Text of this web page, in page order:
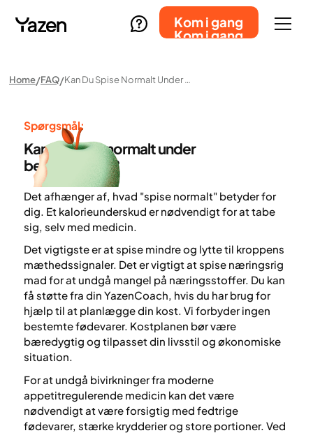
Kom i gang
Kom i gang
Home FAQ Kan Du Spise Normalt Under Behandlingen?
Spørgsmål:
Kan du spise normalt under
behandlingen?
Det afhænger af, hvad "spise normalt" betyder for
dig. Et kalorieunderskud er nødvendigt for at tabe
sig, selv med medicin.
Det vigtigste er at spise mindre og lytte til kroppens
mæthedssignaler. Det er vigtigt at spise næringsrig
mad for at undgå mangel på næringsstoffer. Du kan
få støtte fra din YazenCoach, hvis du har brug for
hjælp til at planlægge din kost. Vi forbyder ingen
bestemte fødevarer. Kostplanen bør være
bæredygtig og tilpasset din livsstil og økonomiske
situation.
For at undgå bivirkninger fra moderne
appetitregulerende medicin kan det være
nødvendigt at være forsigtig med fedtrige
fødevarer, stærke krydderier og store portioner. Ved